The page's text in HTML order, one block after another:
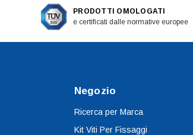
PRODOTTI OMOLOGATI
e certificati dalle normative europee
Negozio
Ricerca per Marca
Kit Viti Per Fissaggi